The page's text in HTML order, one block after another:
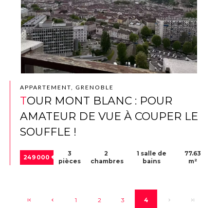
APPARTEMENT, GRENOBLE
TOUR MONT BLANC : POUR
AMATEUR DE VUE À COUPER LE
SOUFFLE !
249 000 €
3
pièces
2
chambres
1 salle de
bains
77.63
m²
1 2 3 4